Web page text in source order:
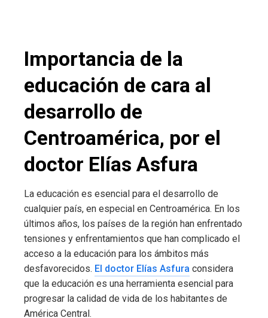
Importancia de la
educación de cara al
desarrollo de
Centroamérica, por el
doctor Elías Asfura
La educación es esencial para el desarrollo de
cualquier país, en especial en Centroamérica. En los
últimos años, los países de la región han enfrentado
tensiones y enfrentamientos que han complicado el
acceso a la educación para los ámbitos más
desfavorecidos. El doctor Elías Asfura considera
que la educación es una herramienta esencial para
progresar la calidad de vida de los habitantes de
América Central.